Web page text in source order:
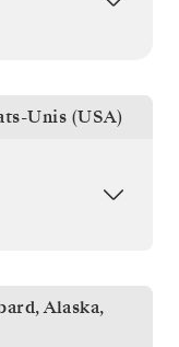
Unis (USA)
Alaska,